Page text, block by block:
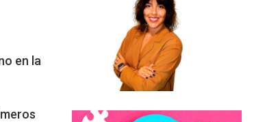
en la